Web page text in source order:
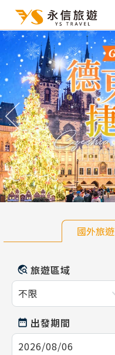
往前
國外旅遊
旅遊區域
出發期間